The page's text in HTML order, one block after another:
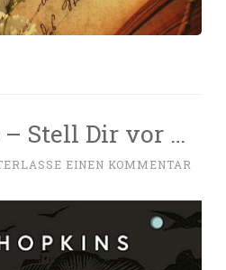
Stell Dir vor …
EINEN KOMMENTAR